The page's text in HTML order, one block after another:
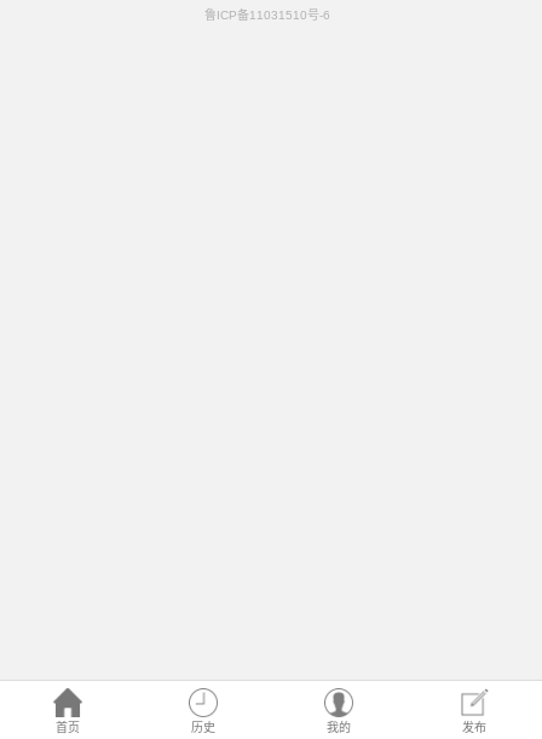
首页 历史 我的 发布
鲁ICP备11031510号-6